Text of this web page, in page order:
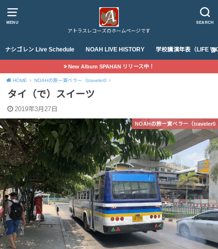
MENU SEARCH
アトラスレコーズのホームページです
ナシゴレン Live Schedule NOAH LIVE HISTORY 学校講演年表（LIFE
New Album SPAHAN リリース中！
HOME NOAHの旅ー寅ベラー（traveler0
タイ（で）スイーツ
2019年3月27日
NOAHの旅ー寅ベラー（traveler0